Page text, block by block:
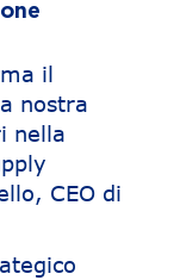
il
nostra
nella
CEO di